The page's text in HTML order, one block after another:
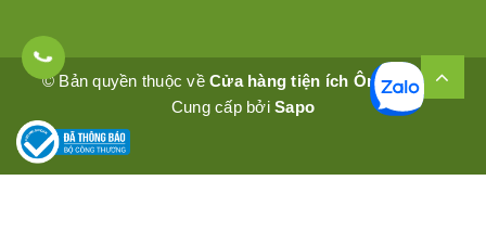
© Bản quyền thuộc vềCửa hàng tiện ích Ômêly Mart
Cung cấp bởiSapo